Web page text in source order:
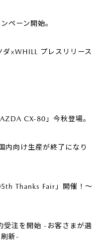
ペーン開始。
×WHILL プレスリリース
CX-80」今秋登場。
内向け生産が終了になり
Thanks Fair」開催！～
受注を開始 -お客さまが選
新-